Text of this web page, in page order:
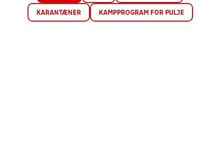
KARANTÆNER KAMPPROGRAM FOR PULJE